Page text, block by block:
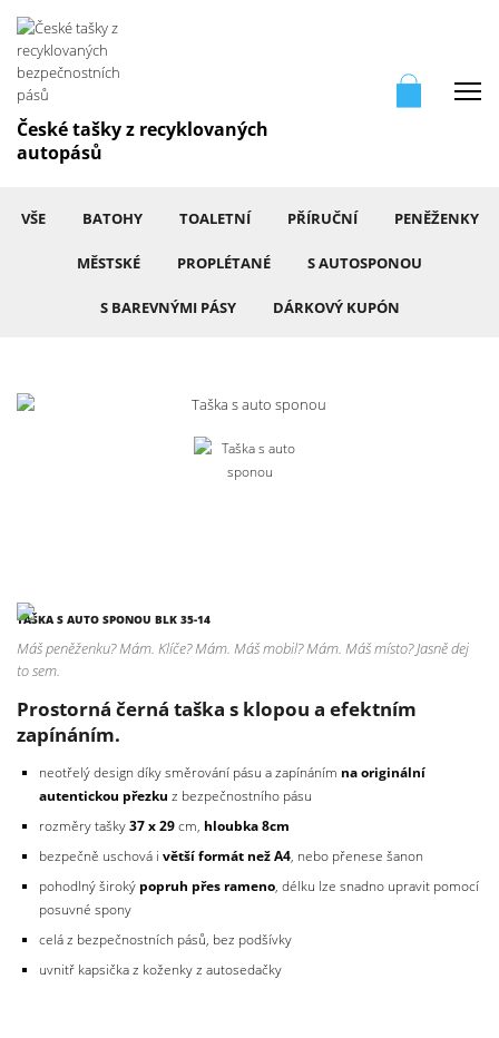
České tašky z recyklovaných
autopásů
VŠE BATOHY TOALETNÍ PŘÍRUČNÍ PENĚŽENKY
MĚSTSKÉ PROPLÉTANÉ S AUTOSPONOU
S BAREVNÝMI PÁSY DÁRKOVÝ KUPÓN
TAŠKA S AUTO SPONOU BLK 35-14
Máš peněženku? Mám. Klíče? Mám. Máš mobil? Mám. Máš místo? Jasně dej
to sem.
Prostorná černá taška s klopou a efektním
zapínáním.
neotřelý design díky směrování pásu a zapínáním na originální
autentickou přezku z bezpečnostního pásu
rozměry tašky37x 29cm, hloubka 8cm
bezpečně uschová i většíformát než A4, nebo přenese šanon
pohodlný široký popruh přes rameno, délku lze snadno upravit pomocí
posuvné spony
celá z bezpečnostních pásů, bez podšívky
uvnitř kapsička z koženky z autosedačky